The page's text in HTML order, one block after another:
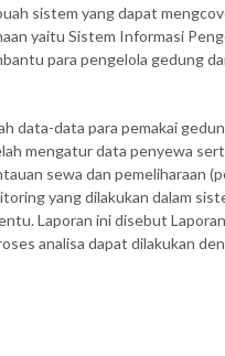
sistem yang dapat
yaitu Sistem Informasi
para pengelola gedung
data-data para pemakai
mengatur data penyewa
sewa dan pemeliharaan
yang dilakukan dalam
Laporan ini disebut
analisa dapat dilakukan